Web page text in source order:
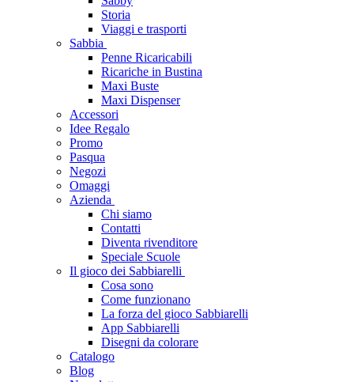
Storia
Viaggi e trasporti
Sabbia
Penne Ricaricabili
Ricariche in Bustina
Maxi Buste
Maxi Dispenser
Accessori
Idee Regalo
Promo
Pasqua
Negozi
Omaggi
Azienda
Chi siamo
Contatti
Diventa rivenditore
Speciale Scuole
Il gioco dei Sabbiarelli
Cosa sono
Come funzionano
La forza del gioco Sabbiarelli
App Sabbiarelli
Disegni da colorare
Catalogo
Blog